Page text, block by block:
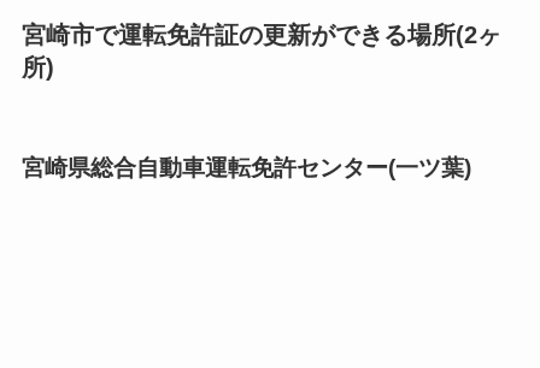
宮崎市で運転免許証の更新ができる場所(2ヶ
所)
宮崎県総合自動車運転免許センター(一ツ葉)